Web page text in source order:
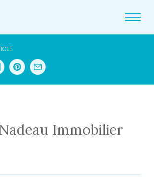
Immobilier